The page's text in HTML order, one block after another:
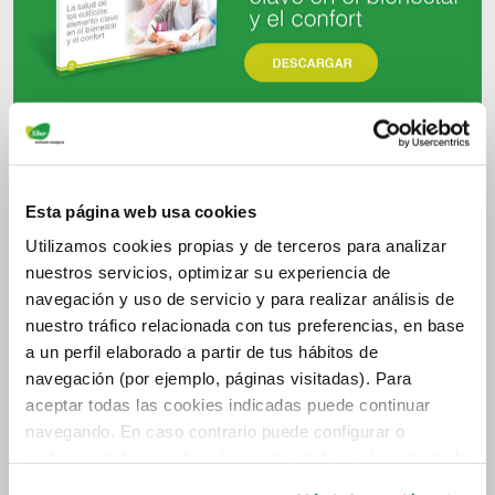
Esta página web usa cookies
Utilizamos cookies propias y de terceros para analizar
nuestros servicios, optimizar su experiencia de
navegación y uso de servicio y para realizar análisis de
nuestro tráfico relacionada con tus preferencias, en base
a un perfil elaborado a partir de tus hábitos de
navegación (por ejemplo, páginas visitadas). Para
aceptar todas las cookies indicadas puede continuar
navegando. En caso contrario puede configurar o